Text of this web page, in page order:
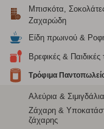
Μπισκότα,
Ζαχαρώδη
Είδη πρωινού &
Βρεφικές & Παιδικές
Τρόφιμα
Αλεύρια & Σιμιγδάλια
Ζάχαρη &
ζάχαρης
περιέχουν
υπολογιστή ή
σχετικό
σας ή/και
Τα